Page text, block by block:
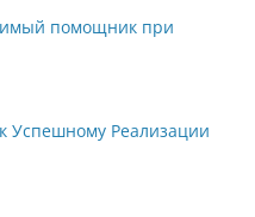
помощник при
Успешному Реализации